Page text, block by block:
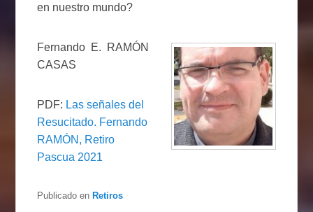
en nuestro mundo?
Fernando E. RAMÓN
CASAS
PDF: Las señales del
Resucitado. Fernando
RAMÓN, Retiro
Pascua 2021
Publicado en Retiros